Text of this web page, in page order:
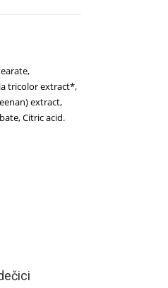
tricolor extract*,
extract,
Citric acid.